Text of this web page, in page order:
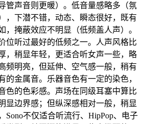
管声音则更暖）。低音量感略多（氛
，下潜不错，动态、瞬态很好，既有
，掩蔽效应不明显（低频盖人声）。
位听过最好的低频之一。人声风格比
，稍显年轻，更适合听女声一些，略
频明亮，但延伸、空气感一般，稍有
的金属音。乐器音色有一定的染色，
色的色彩感。声场在同级耳塞中算比
显边界感；但纵深感相对一般，稍显
Sono不仅适合听流行、HipPop、电子